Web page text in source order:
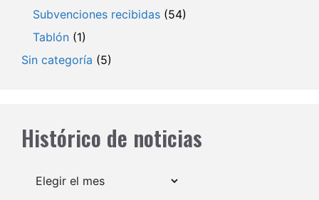
Subvenciones recibidas (54)
Tablón (1)
Sin categoría (5)
Histórico de noticias
Archivos